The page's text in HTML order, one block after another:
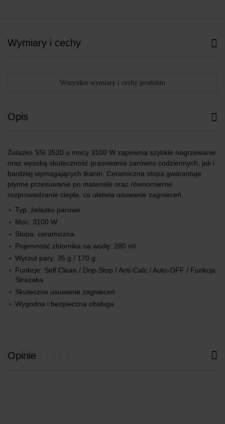
Wymiary i cechy
Wszystkie wymiary i cechy produktu
Opis
Żelazko SSI 3520 o mocy 3100 W zapewnia szybkie nagrzewanie
oraz wysoką skuteczność prasowania zarówno codziennych, jak i
bardziej wymagających tkanin. Ceramiczna stopa gwarantuje
płynne przesuwanie po materiale oraz równomierne
rozprowadzanie ciepła, co ułatwia usuwanie zagnieceń.
Typ: żelazko parowe
Moc: 3100 W
Stopa: ceramiczna
Pojemność zbiornika na wodę: 280 ml
Wyrzut pary: 35 g / 170 g
Funkcje: Self Clean / Drip-Stop / Anti-Calc / Auto-OFF / Funkcja
Strażaka
Skuteczne usuwanie zagnieceń
Wygodna i bezpieczna obsługa
Opinie